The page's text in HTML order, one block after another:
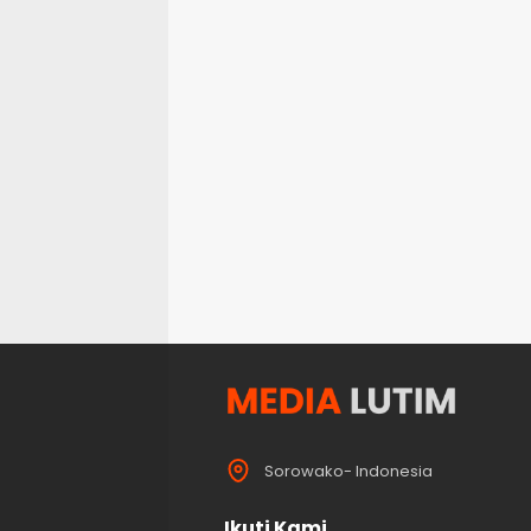
Sorowako- Indonesia